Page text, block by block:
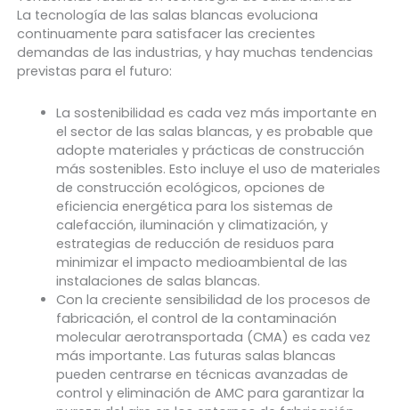
La tecnología de las salas blancas evoluciona
continuamente para satisfacer las crecientes
demandas de las industrias, y hay muchas tendencias
previstas para el futuro:
La sostenibilidad es cada vez más importante en
el sector de las salas blancas, y es probable que
adopte materiales y prácticas de construcción
más sostenibles. Esto incluye el uso de materiales
de construcción ecológicos, opciones de
eficiencia energética para los sistemas de
calefacción, iluminación y climatización, y
estrategias de reducción de residuos para
minimizar el impacto medioambiental de las
instalaciones de salas blancas.
Con la creciente sensibilidad de los procesos de
fabricación, el control de la contaminación
molecular aerotransportada (CMA) es cada vez
más importante. Las futuras salas blancas
pueden centrarse en técnicas avanzadas de
control y eliminación de AMC para garantizar la